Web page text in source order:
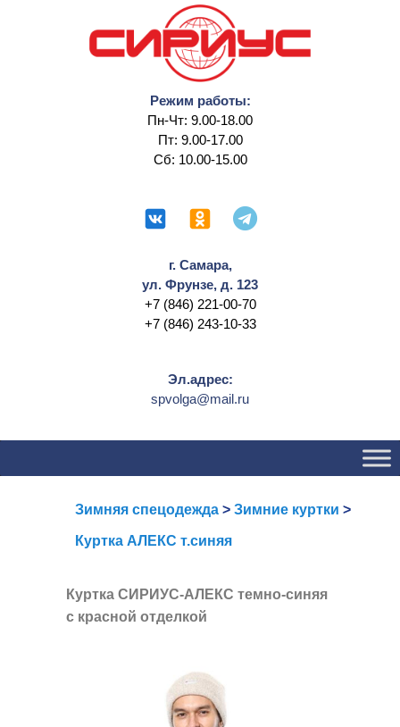
Режим работы:
Пн-Чт: 9.00-18.00
Пт: 9.00-17.00
Сб: 10.00-15.00
г. Самара,
ул. Фрунзе, д. 123
+7 (846) 221-00-70
+7 (846) 243-10-33
Эл.адрес:
spvolga@mail.ru
содержимому
содержимомуЗимняя спецодежда > Зимние куртки >
Куртка АЛЕКС т.синяя
Куртка СИРИУС-АЛЕКС темно-синяя
с красной отделкой